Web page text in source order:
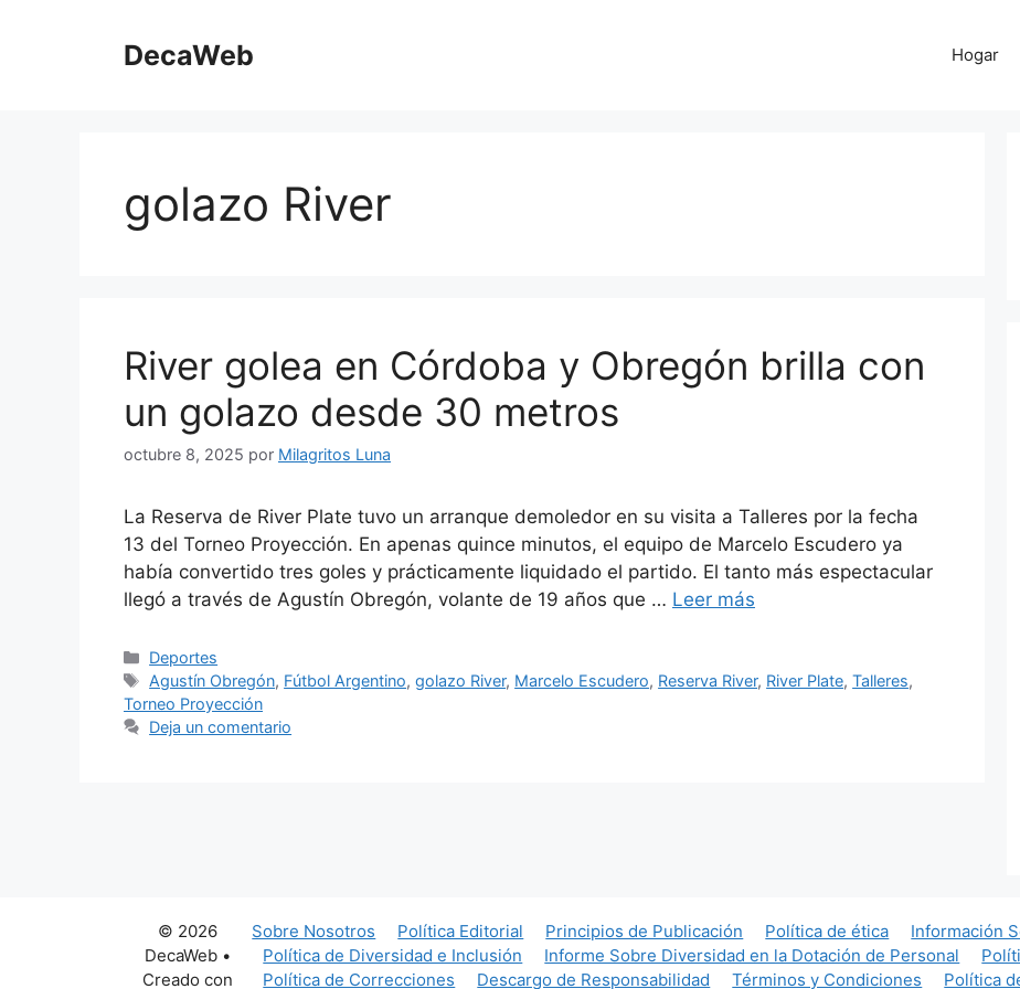
DecaWeb Hogar
golazo River
River golea en Córdoba y Obregón brilla con
un golazo desde 30 metros
octubre 8, 2025 por Milagritos Luna
La Reserva de River Plate tuvo un arranque demoledor en su visita a Talleres por la fecha
13 del Torneo Proyección. En apenas quince minutos, el equipo de Marcelo Escudero ya
había convertido tres goles y prácticamente liquidado el partido. El tanto más espectacular
llegó a través de Agustín Obregón, volante de 19 años que … Leer más
Categorías
Deportes
Etiquetas
Agustín Obregón, Fútbol Argentino,golazo River, Marcelo Escudero, Reserva River, River Plate,Talleres,
Torneo Proyección
Deja un comentario
Sobre Nosotros Política Editorial Principios de Publicación Política de ética
Información
Política de Diversidad e Inclusión
Informe Sobre Diversidad en la Dotación de Personal
Política de Correcciones
Descargo de Responsabilidad Términos y Condiciones Política
© 2026
DecaWeb •
Creado con